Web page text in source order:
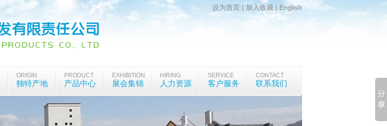
设为首页 | 加入收藏| English
ORIGIN
独特产地
PRODUCT
产品中心
EXHIBITION
展会集锦
HIRING
人力资源
SERVICE
客户服务
CONTACT
联系我们